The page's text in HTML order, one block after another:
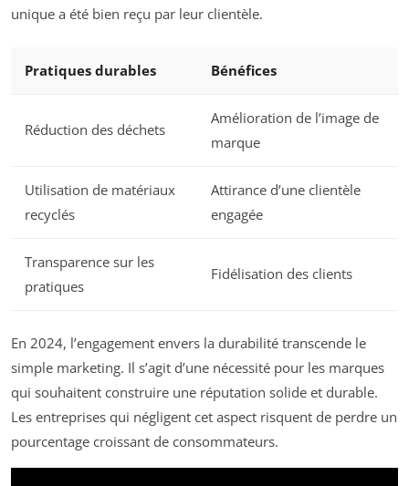
unique a été bien reçu par leur clientèle.
Pratiques durables Bénéfices
Réduction des déchets
Amélioration de l’image de
marque
Utilisation de matériaux
recyclés
Attirance d’une clientèle
engagée
Transparence sur les
pratiques
Fidélisation des clients
En 2024, l’engagement envers la durabilité transcende le
simple marketing. Il s’agit d’une nécessité pour les marques
qui souhaitent construire une réputation solide et durable.
Les entreprises qui négligent cet aspect risquent de perdre un
pourcentage croissant de consommateurs.